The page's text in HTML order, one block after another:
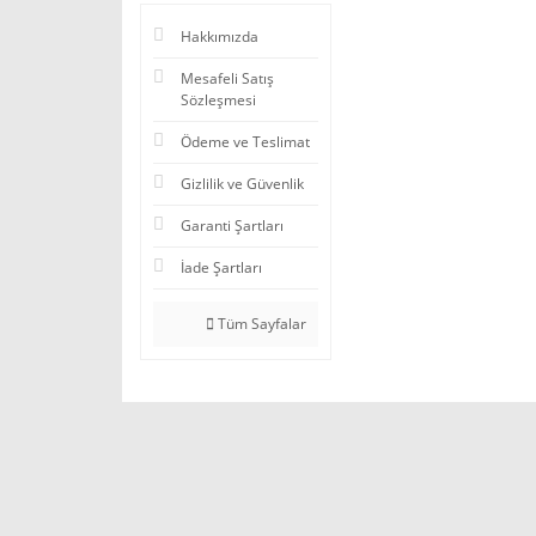
Hakkımızda
Mesafeli Satış
Sözleşmesi
Ödeme ve Teslimat
Gizlilik ve Güvenlik
Garanti Şartları
İade Şartları
Tüm Sayfalar